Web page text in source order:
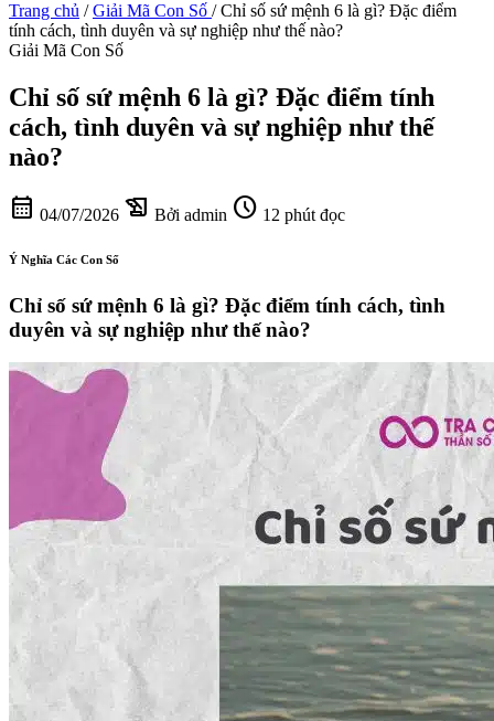
Trang chủ / Giải Mã Con Số / Chỉ số sứ mệnh 6 là gì? Đặc điểm
tính cách, tình duyên và sự nghiệp như thế nào?
Giải Mã Con Số
Chỉ số sứ mệnh 6 là gì? Đặc điểm tính
cách, tình duyên và sự nghiệp như thế
nào?
calendar_month 04/07/2026 history_edu Bởi admin schedule 12 phút đọc
Ý Nghĩa Các Con Số
Chỉ số sứ mệnh 6 là gì? Đặc điểm tính cách, tình
duyên và sự nghiệp như thế nào?